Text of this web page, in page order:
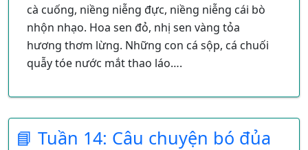
cà cuống, niềng niễng đực, niềng niễng cái bò
nhộn nhạo. Hoa sen đỏ, nhị sen vàng tỏa
hương thơm lừng. Những con cá sộp, cá chuối
quẫy tóe nước mắt thao láo….
📘 Tuần 14: Câu chuyện bó đủa